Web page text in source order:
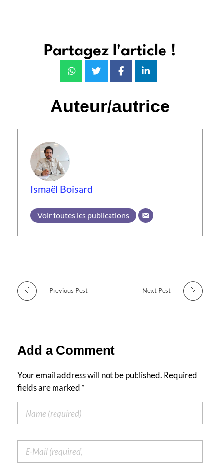
Partagez l'article !
Auteur/autrice
Ismaël Boisard
Voir toutes les publications
Previous Post Next Post
Add a Comment
Your email address will not be published. Required
fields are marked *